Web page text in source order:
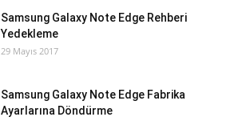
Samsung Galaxy Note Edge Rehberi
Yedekleme
29 Mayıs 2017
Samsung Galaxy Note Edge Fabrika
Ayarlarına Döndürme